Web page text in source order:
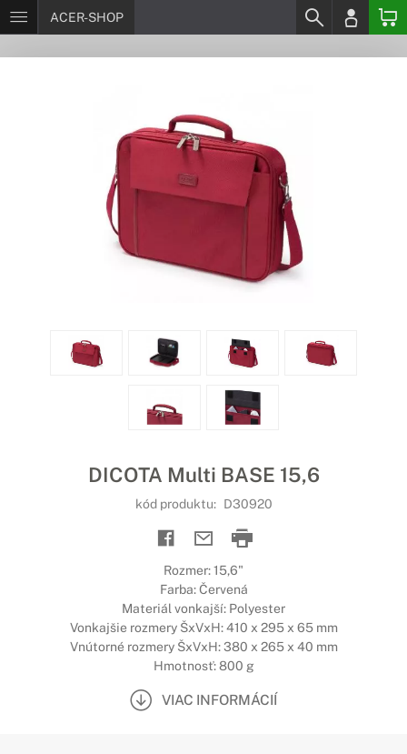
ACER-SHOP
DICOTA Multi BASE 15,6
kód produktu: D30920
Rozmer: 15,6"
Farba: Červená
Materiál vonkajší: Polyester
Vonkajšie rozmery ŠxVxH: 410 x 295 x 65 mm
Vnútorné rozmery ŠxVxH: 380 x 265 x 40 mm
Hmotnosť: 800 g
VIAC INFORMÁCIÍ